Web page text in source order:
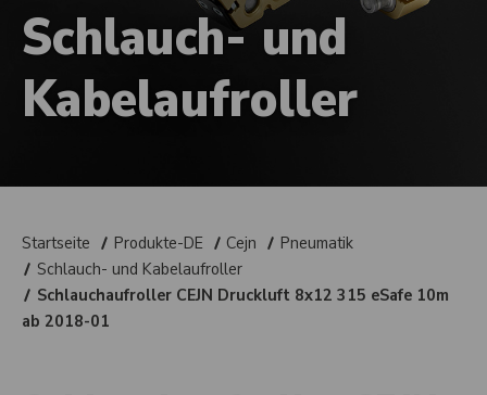
Schlauch- und
Kabelaufroller
Startseite Produkte-DE Cejn
Pneumatik
Schlauch- und Kabelaufroller
Schlauchaufroller CEJN Druckluft 8x12 315 eSafe 10m
ab 2018-01